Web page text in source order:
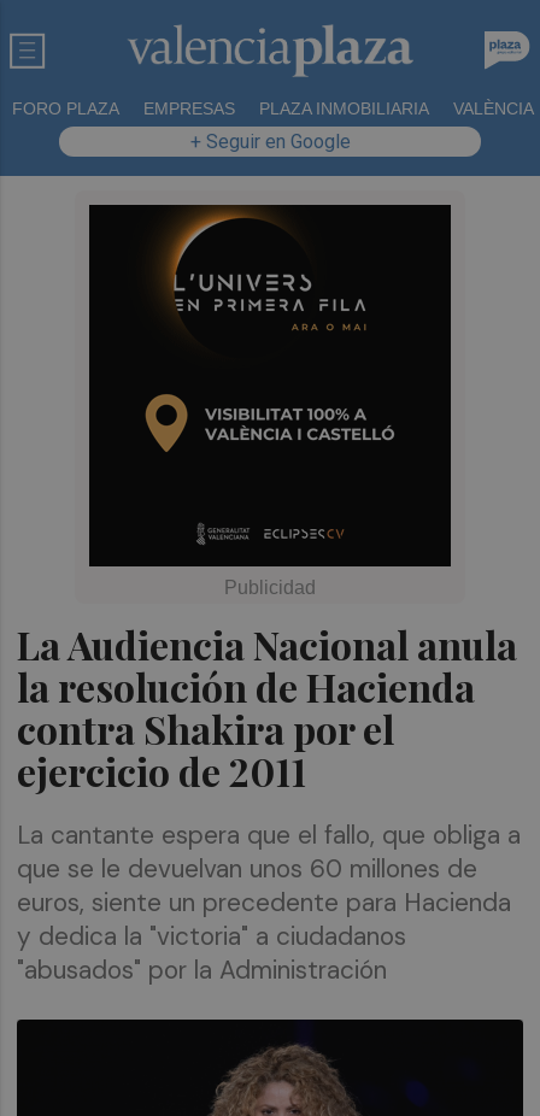
FORO PLAZA EMPRESAS PLAZA INMOBILIARIA VALÈNCIA
+ Seguir en Google
La Audiencia Nacional anula
la resolución de Hacienda
contra Shakira por el
ejercicio de 2011
La cantante espera que el fallo, que obliga a
que se le devuelvan unos 60 millones de
euros, siente un precedente para Hacienda
y dedica la "victoria" a ciudadanos
"abusados" por la Administración